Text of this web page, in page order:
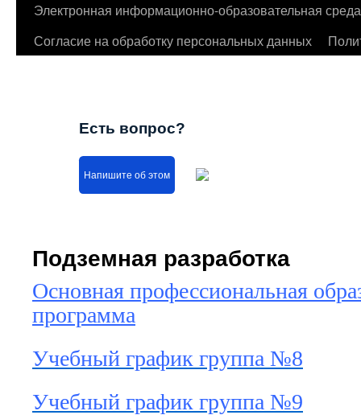
Электронная информационно-образовательная среда
Согласие на обработку персональных данных
Есть вопрос?
Напишите об этом
Подземная разработка
Основная профессиональная
программа
Учебный график группа №8
Учебный график группа №9